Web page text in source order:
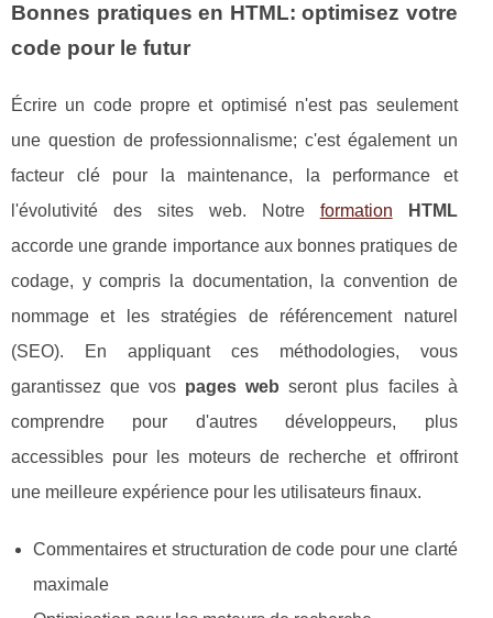
Bonnes pratiques en HTML: optimisez votre
code pour le futur
Écrire un code propre et optimisé n'est pas seulement
une question de professionnalisme; c'est également un
facteur clé pour la maintenance, la performance et
l'évolutivité des sites web. Notre formation HTML
accorde une grande importance aux bonnes pratiques de
codage, y compris la documentation, la convention de
nommage et les stratégies de référencement naturel
(SEO). En appliquant ces méthodologies, vous
garantissez que vos pages web seront plus faciles à
comprendre pour d'autres développeurs, plus
accessibles pour les moteurs de recherche et offriront
une meilleure expérience pour les utilisateurs finaux.
Commentaires et structuration de code pour une clarté
maximale